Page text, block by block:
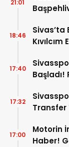
21:01
Sivas’ta
Kıvılcım
18:46
Başladı!
17:40
Transfer
17:32
Motorin
Haber!
17:00